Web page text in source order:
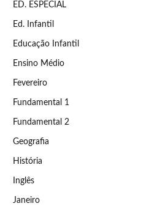
ED. ESPECIAL
Ed. Infantil
Educação Infantil
Ensino Médio
Fevereiro
Fundamental 1
Fundamental 2
Geografia
História
Inglês
Janeiro